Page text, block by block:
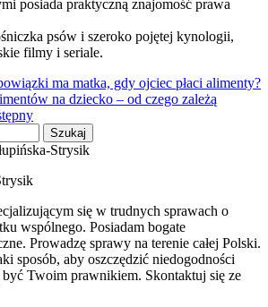
posiada praktyczną znajomość prawa
psów i szeroko pojętej kynologii,
filmy i seriale.
ma matka, gdy ojciec płaci alimenty?
na dziecko – od czego zależą
Szukaj
się w trudnych sprawach o
wspólnego. Posiadam bogate
Prowadzę sprawy na terenie całej Polski.
sposób, aby oszczędzić niedogodności
Twoim prawnikiem. Skontaktuj się ze